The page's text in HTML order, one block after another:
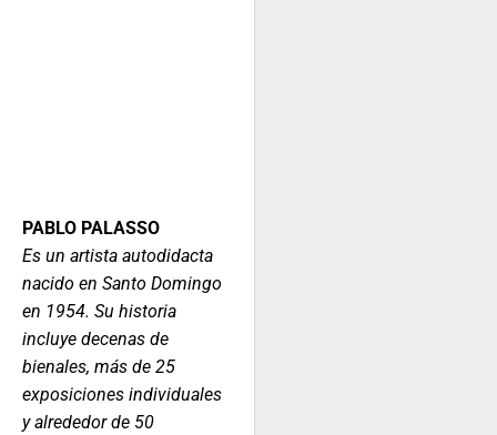
PABLO PALASSO
Es un artista autodidacta
nacido en Santo Domingo
en 1954. Su historia
incluye decenas de
bienales, más de 25
exposiciones individuales
y alrededor de 50